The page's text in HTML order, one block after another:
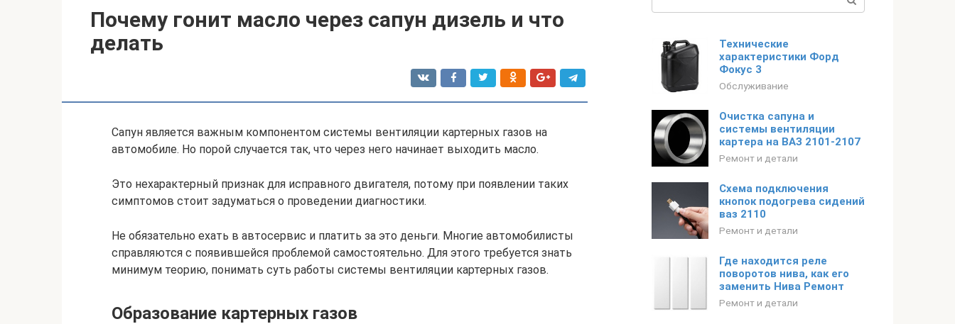
Почему гонит масло через сапун дизель и что
делать
Сапун является важным компонентом системы вентиляции картерных газов на
автомобиле. Но порой случается так, что через него начинает выходить масло.
Это нехарактерный признак для исправного двигателя, потому при появлении таких
симптомов стоит задуматься о проведении диагностики.
Не обязательно ехать в автосервис и платить за это деньги. Многие автомобилисты
справляются с появившейся проблемой самостоятельно. Для этого требуется знать
минимум теорию, понимать суть работы системы вентиляции картерных газов.
Образование картерных газов
Технические
характеристики Форд
Фокус 3
Обслуживание
Очистка сапуна и
системы вентиляции
картера на ВАЗ 2101-2107
Ремонт и детали
Схема подключения
кнопок подогрева сидений
ваз 2110
Ремонт и детали
Где находится реле
поворотов нива, как его
заменить Нива Ремонт
Ремонт и детали